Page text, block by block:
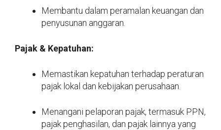
Membantu dalam peramalan keuangan dan
penyusunan anggaran.
Pajak & Kepatuhan:
Memastikan kepatuhan terhadap peraturan
pajak lokal dan kebijakan perusahaan.
Menangani pelaporan pajak, termasuk PPN,
pajak penghasilan, dan pajak lainnya yang